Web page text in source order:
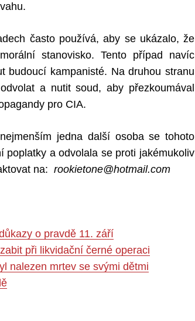
často používá, aby se ukázalo, že
stanovisko. Tento případ navíc
budoucí kampanisté. Na druhou stranu
a nutit soud, aby přezkoumával
pro CIA.
jedna další osoba se tohoto
a odvolala se proti jakémukoliv
na: rookietone@hotmail.com
o pravdě 11. září
při likvidační černé operaci
nalezen mrtev se svými dětmi